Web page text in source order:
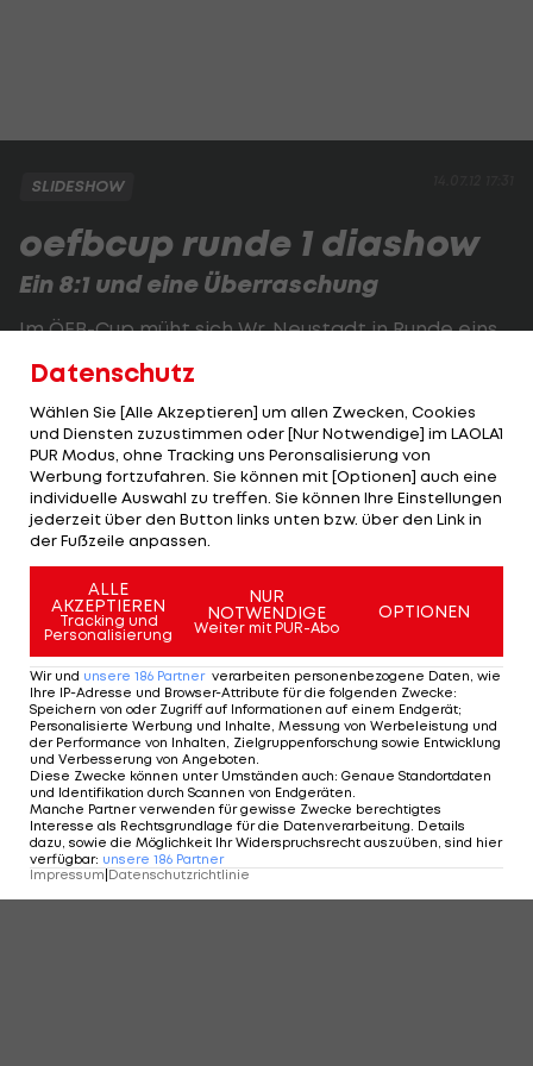
SLIDESHOW
oefbcup runde 1 diashow
Ein 8:1 und eine Überraschung
Im ÖFB-Cup müht sich Wr. Neustadt in Runde eins
zu einem knappen Sieg beim FC Wolfurt
(Vorarlbergliga) ...
1 VON 70
KOMMENTARE
Datenschutz
Wählen Sie [Alle Akzeptieren] um allen Zwecken, Cookies
und Diensten zuzustimmen oder [Nur Notwendige] im LAOLA1
PUR Modus, ohne Tracking uns Peronsalisierung von
Werbung fortzufahren. Sie können mit [Optionen] auch eine
individuelle Auswahl zu treffen. Sie können Ihre Einstellungen
jederzeit über den Button links unten bzw. über den Link in
der Fußzeile anpassen.
ALLE
AKZEPTIEREN
Tracking und
Personalisierung
NUR
NOTWENDIGE
Weiter mit PUR-Abo
OPTIONEN
Wir und unsere 186 Partner verarbeiten personenbezogene Daten, wie
Ihre IP-Adresse und Browser-Attribute für die folgenden Zwecke:
Speichern von oder Zugriff auf Informationen auf einem Endgerät;
Personalisierte Werbung und Inhalte, Messung von Werbeleistung und
der Performance von Inhalten, Zielgruppenforschung sowie Entwicklung
und Verbesserung von Angeboten.
Diese Zwecke können unter Umständen auch: Genaue Standortdaten
und Identifikation durch Scannen von Endgeräten.
Manche Partner verwenden für gewisse Zwecke berechtigtes
Interesse als Rechtsgrundlage für die Datenverarbeitung. Details
dazu, sowie die Möglichkeit Ihr Widerspruchsrecht auszuüben, sind hier
verfügbar: unsere 186 Partner
Impressum Datenschutzrichtlinie